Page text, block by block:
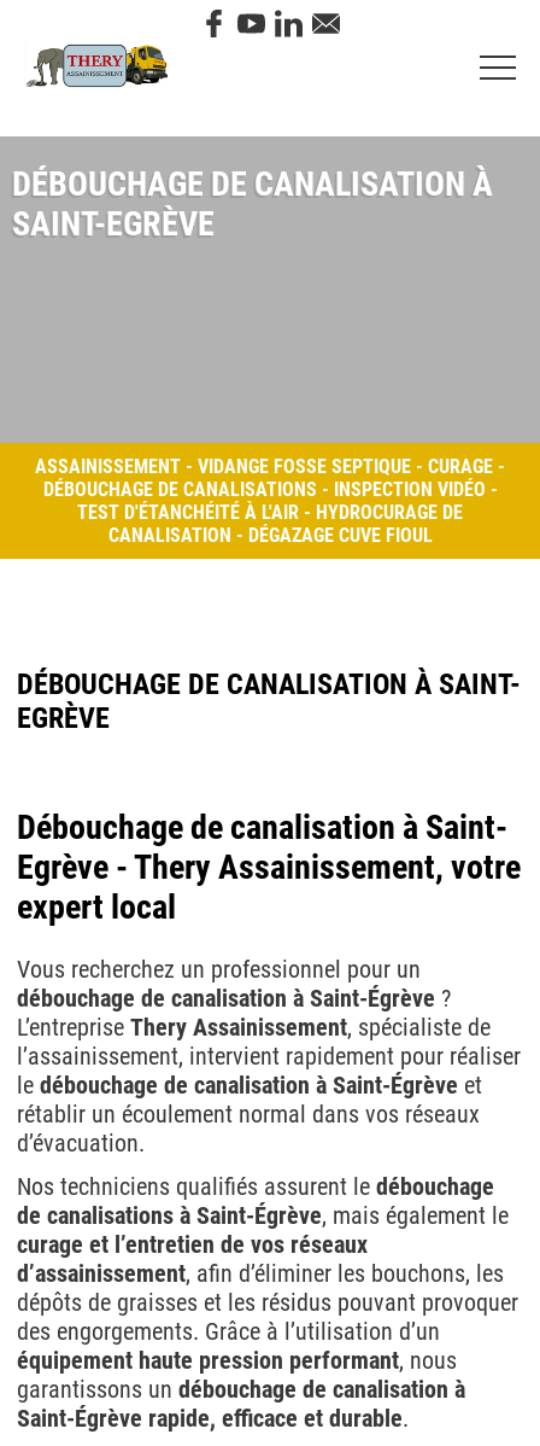
DÉBOUCHAGE DE CANALISATION À
SAINT-EGRÈVE
ASSAINISSEMENT - VIDANGE FOSSE SEPTIQUE - CURAGE -
DÉBOUCHAGE DE CANALISATIONS - INSPECTION VIDÉO -
TEST D'ÉTANCHÉITÉ À L'AIR - HYDROCURAGE DE
CANALISATION - DÉGAZAGE CUVE FIOUL
DÉBOUCHAGE DE CANALISATION À SAINT-
EGRÈVE
Débouchage de canalisation à Saint-
Egrève - Thery Assainissement, votre
expert local
Vous recherchez un professionnel pour un
débouchage de canalisation à Saint-Égrève ?
L’entrepriseThery Assainissement, spécialiste de
l’assainissement, intervient rapidement pour réaliser
ledébouchage de canalisation à Saint-Égrève et
rétablir un écoulement normal dans vos réseaux
d’évacuation.
Nos techniciens qualifiés assurent ledébouchage
de canalisations à Saint-Égrève, mais également le
curage et l’entretien de vos réseaux
d’assainissement, afin d’éliminer les bouchons, les
dépôts de graisses et les résidus pouvant provoquer
des engorgements. Grâce à l’utilisation d’un
équipement haute pression performant, nous
garantissons undébouchage de canalisation à
Saint-Égrève rapide, efficace et durable.